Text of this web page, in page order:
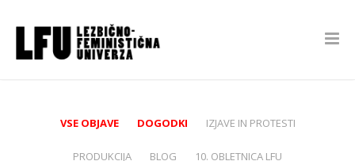
VSE OBJAVE DOGODKI IZJAVE IN PROTESTI
PRODUKCIJA BLOG 10. OBLETNICA LFU